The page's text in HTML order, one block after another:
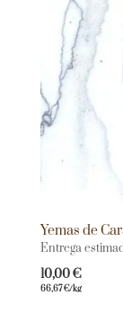
Yemas de
Entrega
10,00€
66,67€/kg